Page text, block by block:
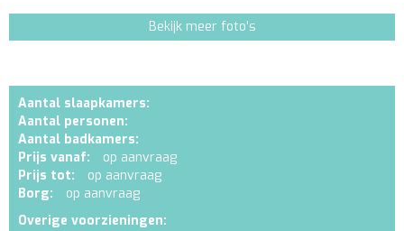
Bekijk meer foto's
Aantal slaapkamers:
Aantal personen:
Aantal badkamers:
Prijs vanaf:
op aanvraag
Prijs tot:
op aanvraag
Borg:
op aanvraag
Overige voorzieningen: